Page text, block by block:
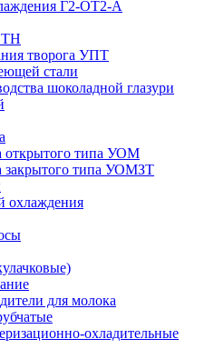
Г2-ОТ2-А
творога УПТ
стали
шоколадной глазури
открытого типа УОМ
закрытого типа УОМЗТ
охлаждения
для молока
охладительные